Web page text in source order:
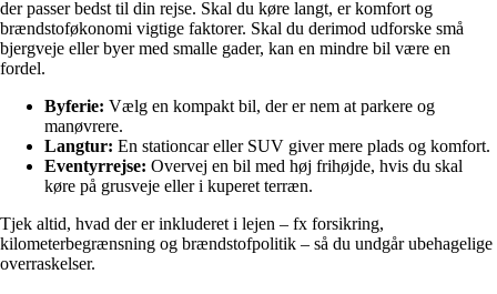
der passer bedst til din rejse. Skal du køre langt, er komfort og
brændstoføkonomi vigtige faktorer. Skal du derimod udforske små
bjergveje eller byer med smalle gader, kan en mindre bil være en
fordel.
Byferie: Vælg en kompakt bil, der er nem at parkere og
manøvrere.
Langtur: En stationcar eller SUV giver mere plads og komfort.
Eventyrrejse: Overvej en bil med høj frihøjde, hvis du skal
køre på grusveje eller i kuperet terræn.
Tjek altid, hvad der er inkluderet i lejen – fx forsikring,
kilometerbegrænsning og brændstofpolitik – så du undgår ubehagelige
overraskelser.